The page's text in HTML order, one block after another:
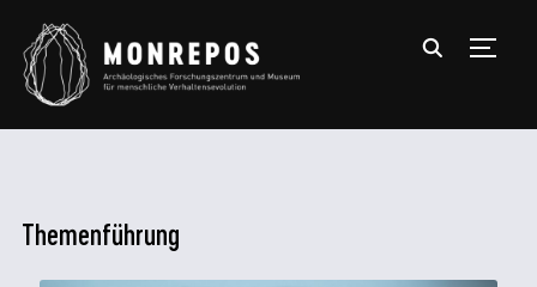
Themenführung